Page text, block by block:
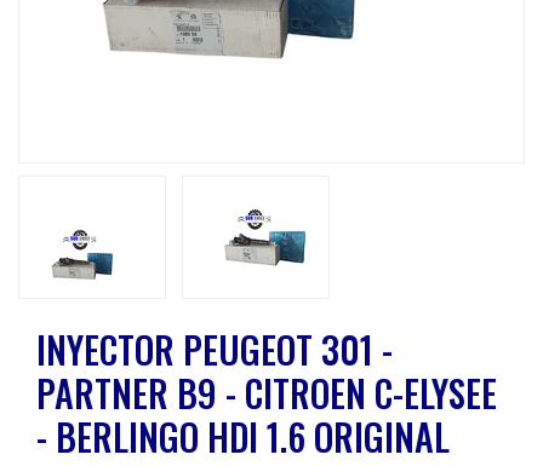
INYECTOR PEUGEOT 301 -
PARTNER B9 - CITROEN C-ELYSEE
- BERLINGO HDI 1.6 ORIGINAL